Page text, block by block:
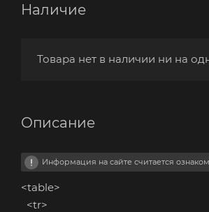
Наличие
Товара нет в наличии ни на
Описание
Информация на сайте считается
<table>
<tr>